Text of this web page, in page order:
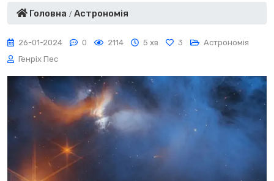
Головна Астрономія
26-01-2024 0 2114 5 хв 3
Астрономія
Генріх Пес